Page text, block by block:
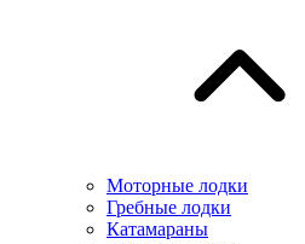
Моторные лодки
Гребные лодки
Катамараны